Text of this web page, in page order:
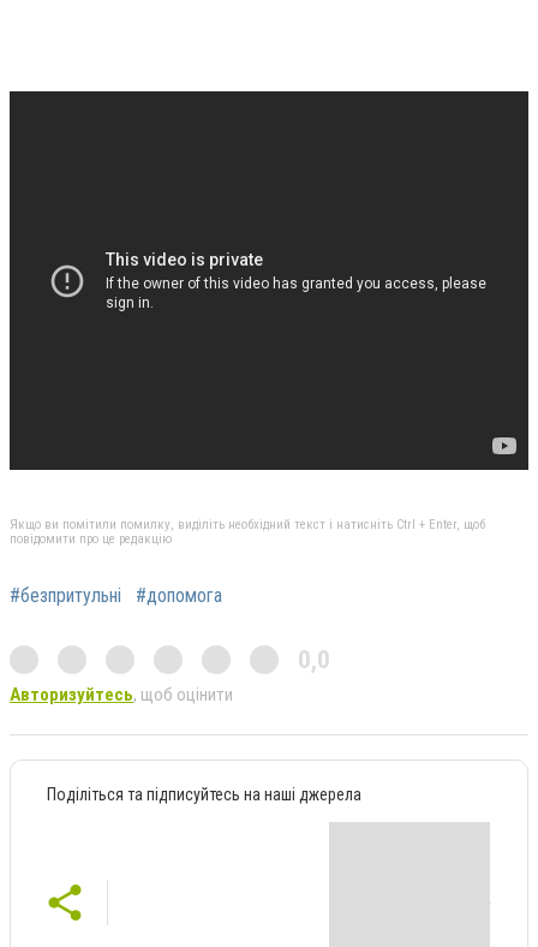
Якщо ви помітили помилку, виділіть необхідний текст і натисніть Ctrl + Enter, щоб
повідомити про це редакцію
#безпритульні #допомога
0,0
Авторизуйтесь, щоб оцінити
Поділіться та підписуйтесь на наші джерела